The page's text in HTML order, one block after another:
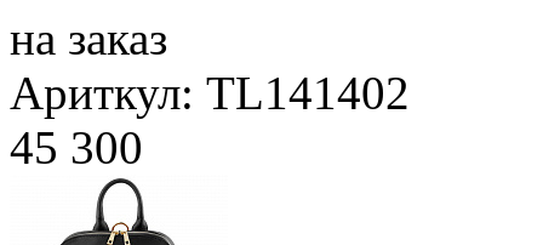
на заказ
Ариткул: TL141402
45 300